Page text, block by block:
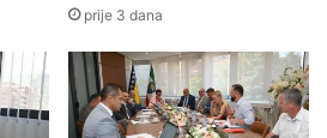
prije 3 dana